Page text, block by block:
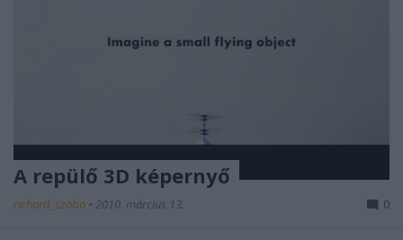
A repülő 3D képernyő
richard_szabo • 2010. március 13. 0